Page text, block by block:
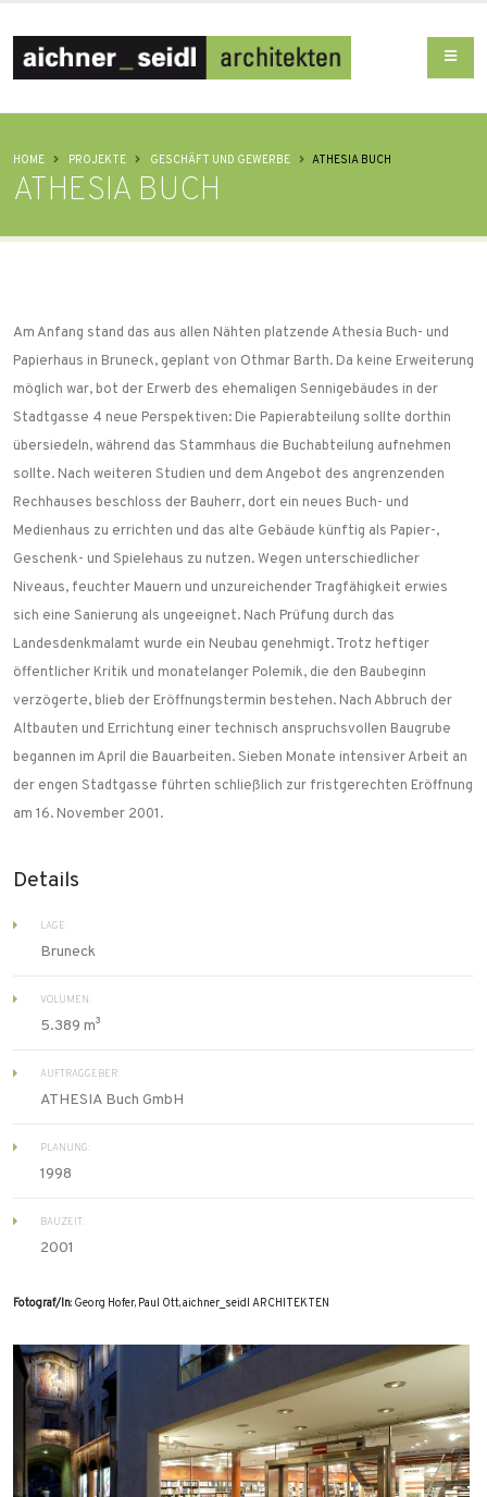
ATHESIA BUCH
HOME PROJEKTE GESCHÄFT UND GEWERBE ATHESIA BUCH
Am Anfang stand das aus allen Nähten platzende Athesia Buch- und
Papierhaus in Bruneck, geplant von Othmar Barth. Da keine Erweiterung
möglich war, bot der Erwerb des ehemaligen Sennigebäudes in der
Stadtgasse 4 neue Perspektiven: Die Papierabteilung sollte dorthin
übersiedeln, während das Stammhaus die Buchabteilung aufnehmen
sollte. Nach weiteren Studien und dem Angebot des angrenzenden
Rechhauses beschloss der Bauherr, dort ein neues Buch- und
Medienhaus zu errichten und das alte Gebäude künftig als Papier-,
Geschenk- und Spielehaus zu nutzen. Wegen unterschiedlicher
Niveaus, feuchter Mauern und unzureichender Tragfähigkeit erwies
sich eine Sanierung als ungeeignet. Nach Prüfung durch das
Landesdenkmalamt wurde ein Neubau genehmigt. Trotz heftiger
öffentlicher Kritik und monatelanger Polemik, die den Baubeginn
verzögerte, blieb der Eröffnungstermin bestehen. Nach Abbruch der
Altbauten und Errichtung einer technisch anspruchsvollen Baugrube
begannen im April die Bauarbeiten. Sieben Monate intensiver Arbeit an
der engen Stadtgasse führten schließlich zur fristgerechten Eröffnung
am 16. November 2001.
Details
LAGE:
Bruneck
VOLUMEN:
5.389 m³
AUFTRAGGEBER:
ATHESIA Buch GmbH
PLANUNG:
1998
BAUZEIT:
2001
Fotograf/In: Georg Hofer, Paul Ott, aichner_seidl ARCHITEKTEN